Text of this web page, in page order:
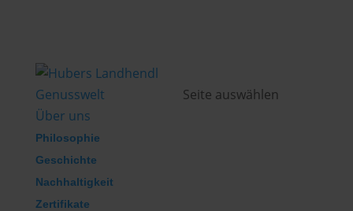
Genusswelt
Über uns
Philosophie
Geschichte
Nachhaltigkeit
Zertifikate
Seite auswählen